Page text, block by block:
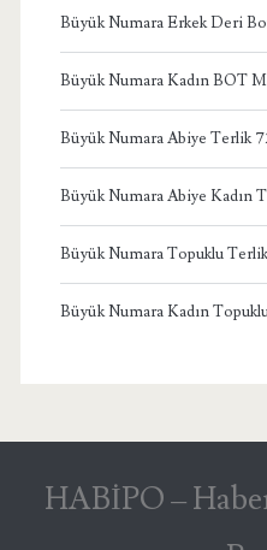
Büyük Numara Erkek Deri
Büyük Numara Kadın BOT
Büyük Numara Abiye Terlik
Büyük Numara Abiye Kadın
Büyük Numara Topuklu
Büyük Numara Kadın
HABİPO –